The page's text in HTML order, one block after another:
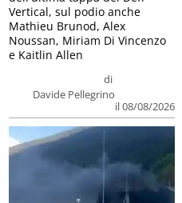
di
Davide Pellegrino
il 08/08/2026
Vertical, sul podio anche
Mathieu Brunod, Alex
Noussan, Miriam Di Vincenzo
e Kaitlin Allen